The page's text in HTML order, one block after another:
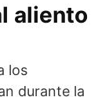
aliento
los
durante la